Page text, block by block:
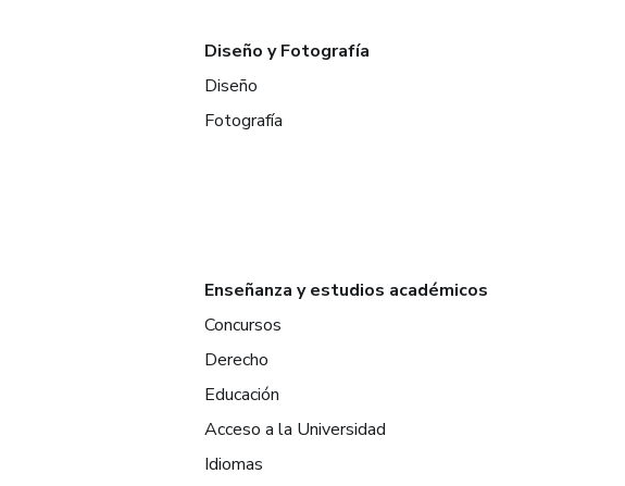
Diseño y Fotografía
Diseño
Fotografía
Enseñanza y estudios académicos
Concursos
Derecho
Educación
Acceso a la Universidad
Idiomas